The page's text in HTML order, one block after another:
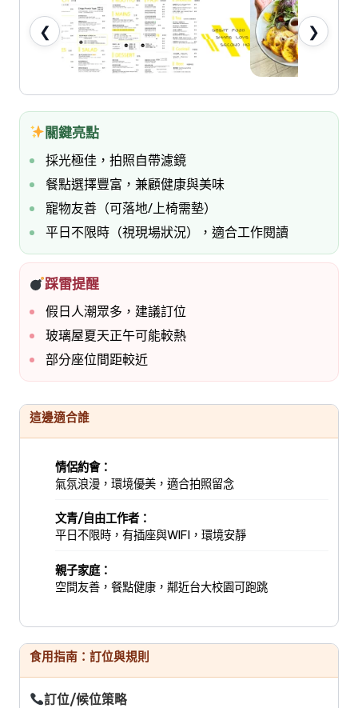
❮ ❯
關鍵亮點
採光極佳，拍照自帶濾鏡
餐點選擇豐富，兼顧健康與美味
寵物友善（可落地/上椅需墊）
平日不限時（視現場狀況），適合工作閱讀
踩雷提醒
假日人潮眾多，建議訂位
玻璃屋夏天正午可能較熱
部分座位間距較近
這邊適合誰
情侶約會：
氣氛浪漫，環境優美，適合拍照留念
文青/自由工作者：
平日不限時，有插座與WIFI，環境安靜
親子家庭：
空間友善，餐點健康，鄰近台大校園可跑跳
食用指南：訂位與規則
訂位/候位策略